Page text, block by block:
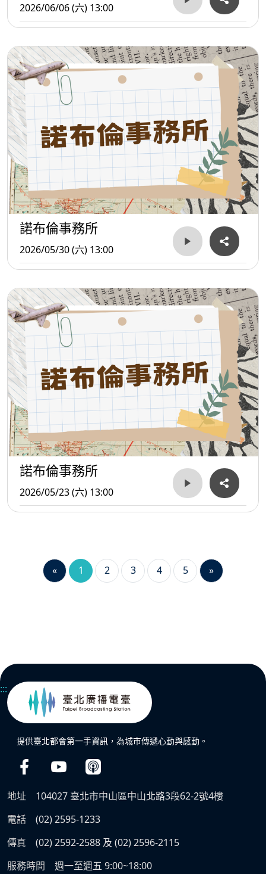
2026/06/06 (六) 13:00
諾布倫事務所
2026/05/30 (六) 13:00
諾布倫事務所
2026/05/23 (六) 13:00
« 1 2 3 4 5 »
:::
提供臺北都會第一手資訊，為城市傳遞心動與感動。
地址
104027 臺北市中山區中山北路3段62-2號4樓
電話
(02) 2595-1233
傳真
(02) 2592-2588 及 (02) 2596-2115
服務時間
週一至週五 9:00~18:00